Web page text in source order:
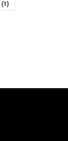
(1)